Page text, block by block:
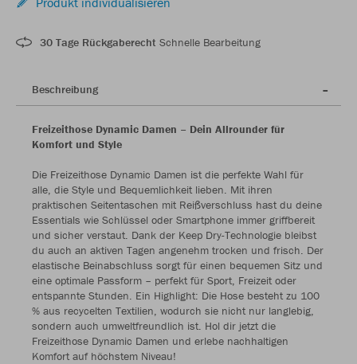
30 Tage Rückgaberecht Schnelle Bearbeitung
Beschreibung
Freizeithose Dynamic Damen – Dein Allrounder für
Komfort und Style
Die Freizeithose Dynamic Damen ist die perfekte Wahl für
alle, die Style und Bequemlichkeit lieben. Mit ihren
praktischen Seitentaschen mit Reißverschluss hast du deine
Essentials wie Schlüssel oder Smartphone immer griffbereit
und sicher verstaut. Dank der Keep Dry-Technologie bleibst
du auch an aktiven Tagen angenehm trocken und frisch. Der
elastische Beinabschluss sorgt für einen bequemen Sitz und
eine optimale Passform – perfekt für Sport, Freizeit oder
entspannte Stunden. Ein Highlight: Die Hose besteht zu 100
% aus recycelten Textilien, wodurch sie nicht nur langlebig,
sondern auch umweltfreundlich ist. Hol dir jetzt die
Freizeithose Dynamic Damen und erlebe nachhaltigen
Komfort auf höchstem Niveau!